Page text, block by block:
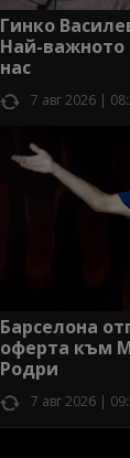
Гинко
Най-важното
нас
7 авг 2026 |
Барселона
оферта към
Родри
7 авг 2026 |